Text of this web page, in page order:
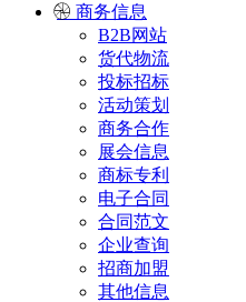
商务信息
B2B网站
货代物流
投标招标
活动策划
商务合作
展会信息
商标专利
电子合同
合同范文
企业查询
招商加盟
其他信息